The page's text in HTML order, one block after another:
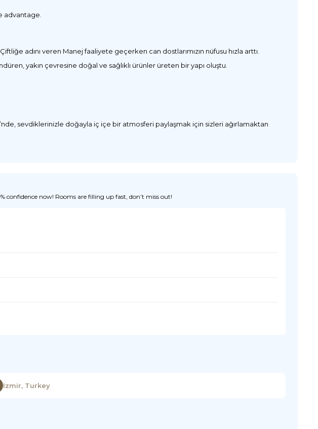
advantage.
adını veren Manej faaliyete geçerken can dostlarımızın nüfusu hızla arttı.
yakın çevresine doğal ve sağlıklı ürünler üreten bir yapı oluştu.
sevdiklerinizle doğayla iç içe bir atmosferi paylaşmak için sizleri ağırlamaktan
confidence now! Rooms are filling up fast, don’t miss out!
Izmir, Turkey